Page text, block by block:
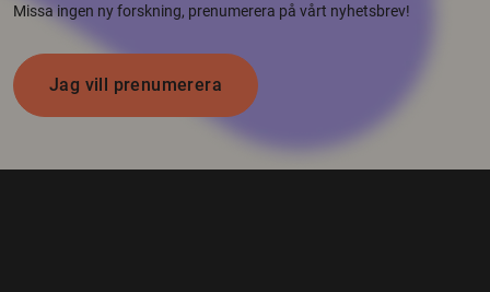
Missa ingen ny forskning, prenumerera på vårt nyhetsbrev!
Jag vill prenumerera